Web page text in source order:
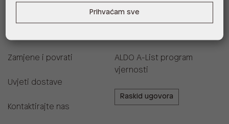
Zamjene i povrati
Uvjeti dostave
Kontaktirajte nas
ALDO A-List program
vjernosti
Raskid ugovora
Prihvaćam sve